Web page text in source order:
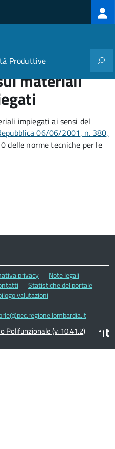
Produttive
materiali
impiegati ai sensi del
06/06/2001, n. 380,
delle norme tecniche per le
privacy
Note legali
Statistiche del portale
valutazioni
Polifunzionale (v. 10.41.2)